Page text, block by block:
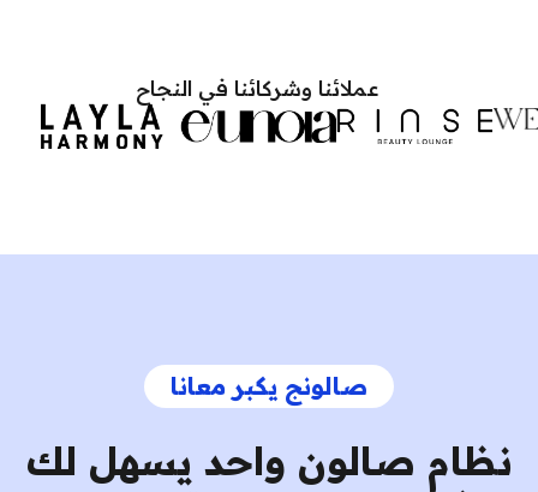
عملائنا وشركائنا في النجاح
صالونج يكبر معانا
نظام صالون واحد يسهل لك